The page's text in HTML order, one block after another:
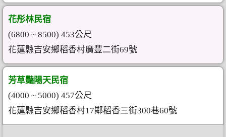
花彤林民宿
(6800 ~ 8500) 453公尺
花蓮縣吉安鄉稻香村廣豐二街69號
芳草豔陽天民宿
(4000 ~ 5000) 457公尺
花蓮縣吉安鄉稻香村17鄰稻香三街300巷60號